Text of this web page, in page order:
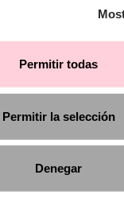
Permitir todas
Permitir la selección
Denegar
vestidos de novia en
el vestido de novia